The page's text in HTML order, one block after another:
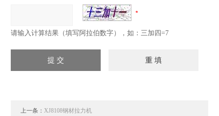
请输入计算结果（填写阿拉伯数字），如：三加四=7
上一条：XJ8108钢材拉力机